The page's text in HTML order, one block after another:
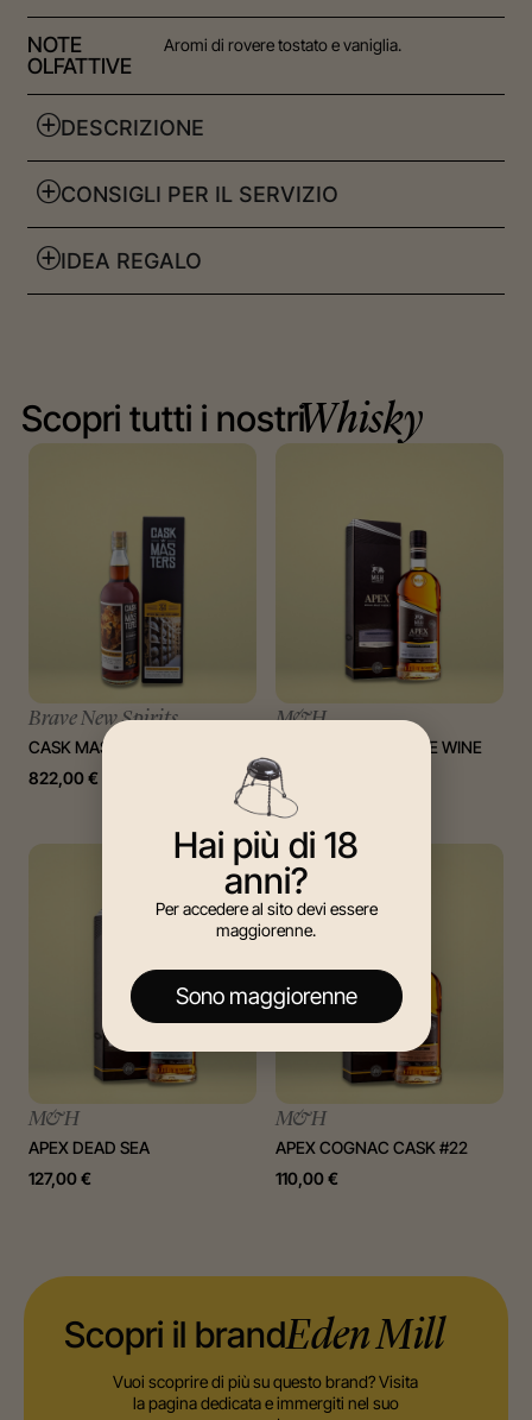
NOTE
OLFATTIVE
Aromi di rovere tostato e vaniglia.
DESCRIZIONE
CONSIGLI PER IL SERVIZIO
IDEA REGALO
Scopri tutti i nostriWhisky
Brave New Spirits
CASK MASTERS GLENROTHES
822,00€
M&H
APEX POMEGRANATE WINE
CASK #21
110,00
M&H
APEX DEAD SEA
127,00€
M&H
APEX COGNAC CASK #22
110,00€
Vuoi scoprire di più su questo brand? Visita
la pagina dedicata e immergiti nel suo
Scopri il brandEden Mill
Hai più di 18
anni?
Per accedere al sito devi essere
maggiorenne.
Sono maggiorenne